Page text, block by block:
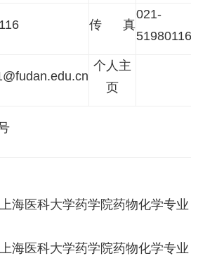
传 真
021-
51980116
个人主
页
海医科大学药学院药物化学专业
海医科大学药学院药物化学专业